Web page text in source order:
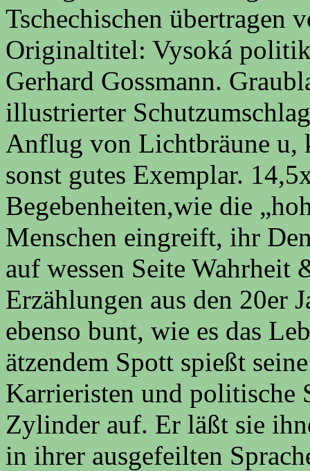
Tschechischen übertragen
Originaltitel: Vysoká
Gerhard Gossmann.
illustrierter
Anflug von Lichtbräune u,
sonst gutes Exemplar.
Begebenheiten,wie die
Menschen eingreift, ihr
auf wessen Seite Wahrheit
Erzählungen aus den 20er
ebenso bunt, wie es das
ätzendem Spott spießt
Karrieristen und politische
Zylinder auf. Er läßt sie
in ihrer ausgefeilten